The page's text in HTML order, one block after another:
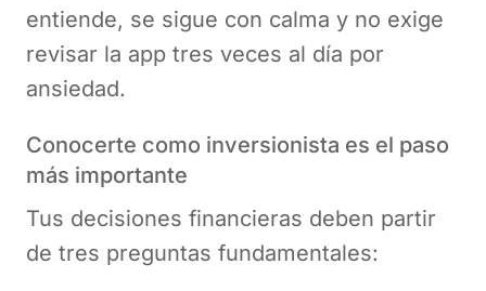
entiende, se sigue con calma y no exige
revisar la app tres veces al día por
ansiedad.
Conocerte como inversionista es el paso
más importante
Tus decisiones financieras deben partir
de tres preguntas fundamentales: